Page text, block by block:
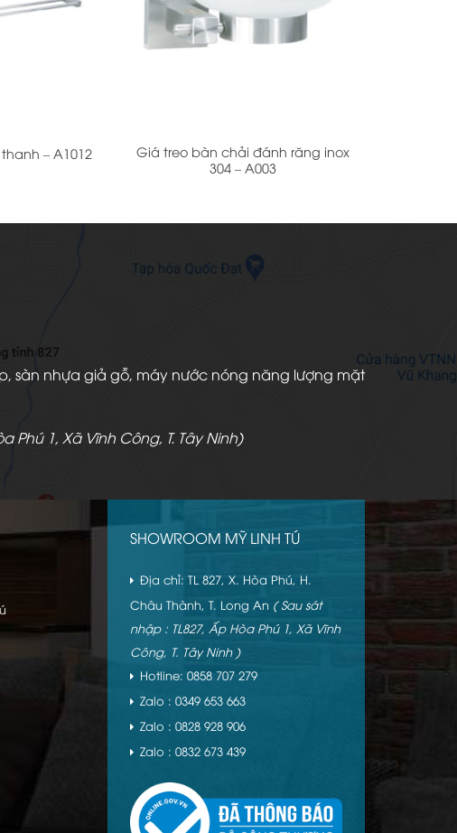
– A1012
Giá treo bàn chải đánh răng inox
304 – A003
sàn nhựa giả gỗ, máy nước nóng năng lượng mặt
Phú 1, Xã Vĩnh Công, T. Tây Ninh)
SHOWROOM MỸ LINH TÚ
Địa chỉ: TL 827, X. Hòa Phú, H.
Châu Thành, T. Long An ( Sau sát
nhập : TL827, Ấp Hòa Phú 1, Xã Vĩnh
Công, T. Tây Ninh )
Hotline: 0858 707 279
Zalo : 0349 653 663
Zalo : 0828 928 906
Zalo : 0832 673 439